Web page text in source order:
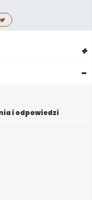
+
-
i odpowiedzi